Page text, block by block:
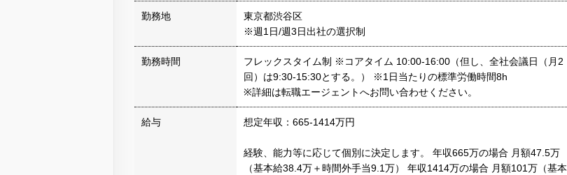
勤務地
東京都渋谷区
※週1日/週3日出社の選択制
勤務時間
フレックスタイム制 ※コアタイム 10:00-16:00（但し、全社会議日（月2
回）は9:30-15:30とする。） ※1日当たりの標準労働時間8h
※詳細は転職エージェントへお問い合わせください。
給与 想定年収：665-1414万円
経験、能力等に応じて個別に決定します。 年収665万の場合 月額47.5万
（基本給38.4万＋時間外手当9.1万） 年収1414万の場合 月額101万（基本